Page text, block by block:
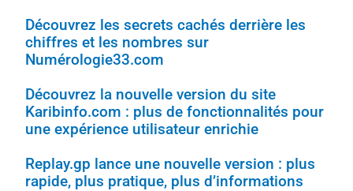
Découvrez les secrets cachés derrière les
chiffres et les nombres sur
Numérologie33.com
Découvrez la nouvelle version du site
Karibinfo.com : plus de fonctionnalités pour
une expérience utilisateur enrichie
Replay.gp lance une nouvelle version : plus
rapide, plus pratique, plus d’informations